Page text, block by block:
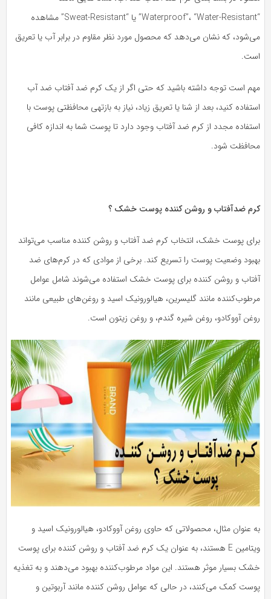
“Waterproof”، “Water-Resistant” یا “Sweat-Resistant” مشاهده
که نشان می‌دهد که محصول مورد نظر مقاوم در برابر آب یا تعریق
است توجه داشته باشید که حتی اگر از یک کرم ضد آفتاب ضد آب
کنید، بعد از شنا یا تعریق زیاد، نیاز به بازتهی محافظتی پوست با
مجدد از کرم ضد آفتاب وجود دارد تا پوست شما به اندازه کافی
شود.
ضدآفتاب و روشن کننده پوست خشک ؟
پوست خشک، انتخاب کرم ضد آفتاب و روشن کننده مناسب می‌تواند
وضعیت پوست را تسریع کند. برخی از موادی که در کرم‌های ضد
و روشن کننده برای پوست خشک استفاده می‌شوند شامل عوامل
مانند گلیسرین، هیالورونیک اسید و روغن‌های طبیعی مانند
آووکادو، روغن شیره گندم، و روغن زیتون است.
عنوان مثال، محصولاتی که حاوی روغن آووکادو، هیالورونیک اسید و
ویتامین E هستند، به عنوان یک کرم ضد آفتاب و روشن کننده برای پوست
بسیار موثر هستند. این مواد مرطوب‌کننده بهبود می‌دهند و به تغذیه
کمک می‌کنند، در حالی که عوامل روشن کننده مانند آربوتین و